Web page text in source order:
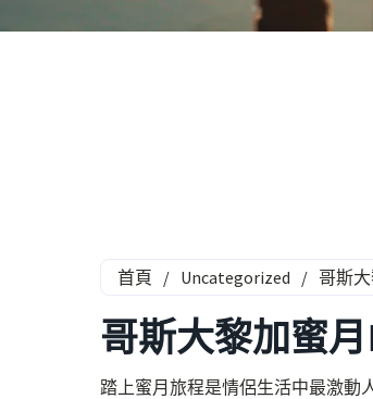
首頁 / Uncategorized / 哥斯
哥斯大黎加蜜
踏上蜜月旅程是情侶生活中最激動